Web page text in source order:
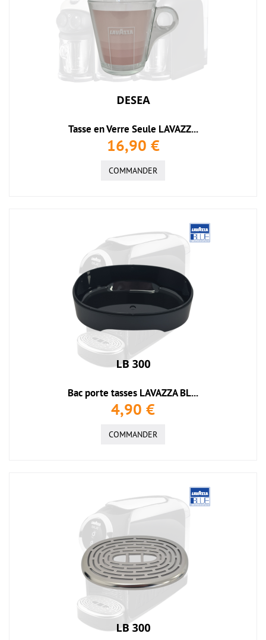
Tasse en Verre Seule LAVAZZ...
16,90 €
COMMANDER
Bac porte tasses LAVAZZA BL...
4,90 €
COMMANDER